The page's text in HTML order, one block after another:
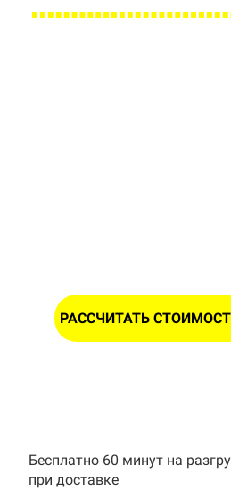
РАССЧИТАТЬ
Бесплатно 60 минут на
при доставке